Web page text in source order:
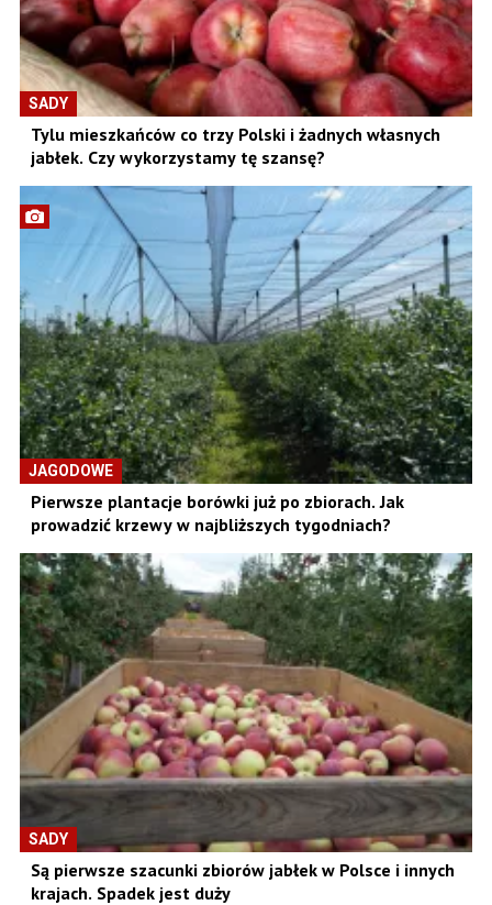
SADY
Tylu mieszkańców co trzy Polski i żadnych własnych
jabłek. Czy wykorzystamy tę szansę?
JAGODOWE
Pierwsze plantacje borówki już po zbiorach. Jak
prowadzić krzewy w najbliższych tygodniach?
SADY
Są pierwsze szacunki zbiorów jabłek w Polsce i innych
krajach. Spadek jest duży